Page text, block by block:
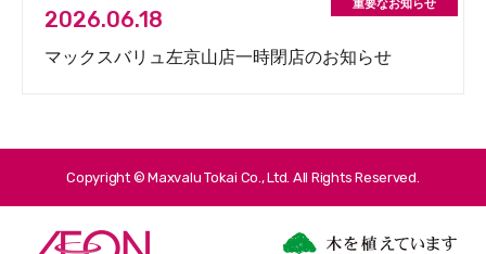
2026.06.18
マックスバリュ左京山店一時閉店のお知らせ
Copyright © Maxvalu Tokai Co., Ltd. All Rights Reserved.